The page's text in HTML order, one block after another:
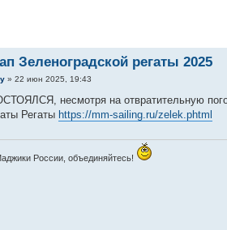
Зеленоградской регаты 2025
» 22 июн 2025, 19:43
несмотря на отвратительную
Регаты https://mm-sailing.ru/zelek.phtml
России, объединяйтесь!